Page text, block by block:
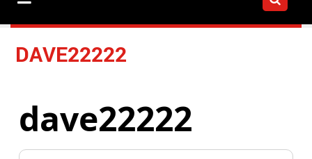
DAVE22222
dave22222